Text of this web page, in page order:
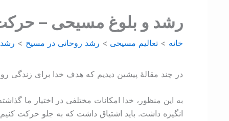
رشد و بلوغ مسیحی –
خانه تعالیم مسیحی رشد روحانی در مسيح
در چند مقالۀ پیشین دیدیم که هدف خدا برای زندگی
به این منظور، خدا امکانات مختلفی در اختیار ما
انگیزه داشت. باید اشتیاق داشت که به جلو حرکت